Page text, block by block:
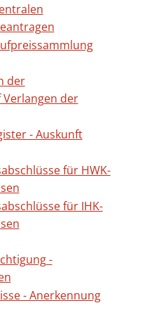
der
der
- Auskunft
für HWK-
für IHK-
-
- Anerkennung